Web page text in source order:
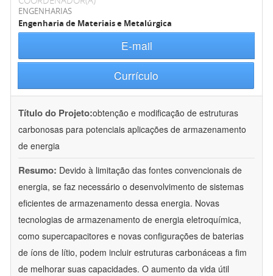
ENGENHARIAS
Engenharia de Materiais e Metalúrgica
E-mail
Currículo
Título do Projeto:obtenção e modificação de estruturas
carbonosas para potenciais aplicações de armazenamento
de energia
Resumo: Devido à limitação das fontes convencionais de
energia, se faz necessário o desenvolvimento de sistemas
eficientes de armazenamento dessa energia. Novas
tecnologias de armazenamento de energia eletroquímica,
como supercapacitores e novas configurações de baterias
de íons de lítio, podem incluir estruturas carbonáceas a fim
de melhorar suas capacidades. O aumento da vida útil